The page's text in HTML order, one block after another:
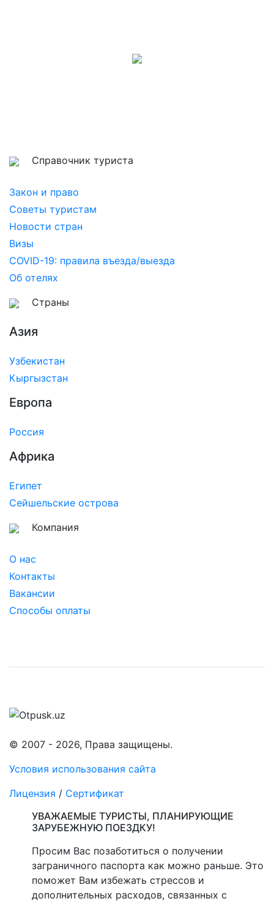
Справочник туриста
Закон и право
Советы туристам
Новости стран
Визы
COVID-19: правила въезда/выезда
Об отелях
Страны
Азия
Узбекистан
Кыргызстан
Европа
Россия
Африка
Египет
Сейшельские острова
Компания
О нас
Контакты
Вакансии
Способы оплаты
© 2007 - 2026, Права защищены.
Условия использования сайта
Лицензия / Сертификат
УВАЖАЕМЫЕ ТУРИСТЫ, ПЛАНИРУЮЩИЕ
ЗАРУБЕЖНУЮ ПОЕЗДКУ!
Просим Вас позаботиться о получении
заграничного паспорта как можно раньше. Это
поможет Вам избежать стрессов и
дополнительных расходов, связанных с